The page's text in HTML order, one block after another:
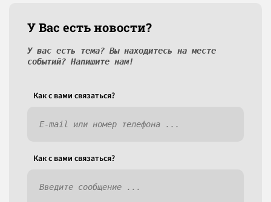
У Вас есть новости?
У вас есть тема? Вы находитесь на месте
событий? Напишите нам!
Как c вами связаться?
Как c вами связаться?